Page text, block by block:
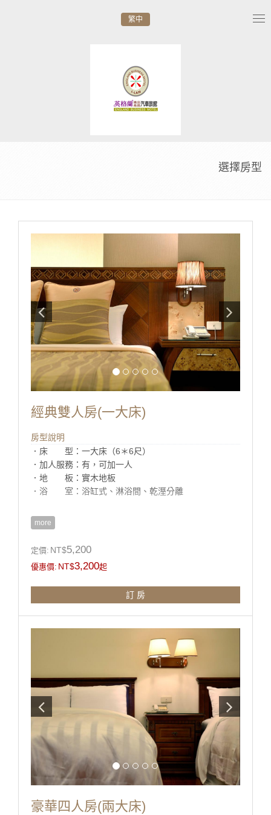
繁中
選擇房型
經典雙人房(一大床)
房型說明
．床 型：一大床（6＊6尺）
．加人服務：有，可加一人
．地 板：實木地板
．浴 室：浴缸式、淋浴間、乾溼分離
more
定價: NT$5,200
優惠價: NT$3,200起
訂 房
豪華四人房(兩大床)